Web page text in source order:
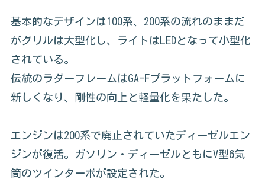
基本的なデザインは100系、200系の流れのままだ
がグリルは大型化し、ライトはLEDとなって小型化
されている。
伝統のラダーフレームはGA-Fプラットフォームに
新しくなり、剛性の向上と軽量化を果たした。
エンジンは200系で廃止されていたディーゼルエン
ジンが復活。ガソリン・ディーゼルともにV型6気
筒のツインターボが設定された。